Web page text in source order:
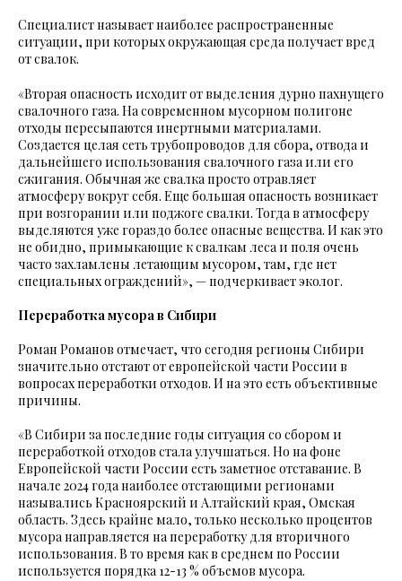
Специалист называет наиболее распространенные
ситуации, при которых окружающая среда получает вред
от свалок.
«Вторая опасность исходит от выделения дурно пахнущего
свалочного газа. На современном мусорном полигоне
отходы пересыпаются инертными материалами.
Создается целая сеть трубопроводов для сбора, отвода и
дальнейшего использования свалочного газа или его
сжигания. Обычная же свалка просто отравляет
атмосферу вокруг себя. Еще большая опасность возникает
при возгорании или поджоге свалки. Тогда в атмосферу
выделяются уже гораздо более опасные вещества. И как это
не обидно, примыкающие к свалкам леса и поля очень
часто захламлены летающим мусором, там, где нет
специальных ограждений», — подчеркивает эколог.
Переработка мусора в Сибири
Роман Романов отмечает, что сегодня регионы Сибири
значительно отстают от европейской части России в
вопросах переработки отходов. И на это есть объективные
причины.
«В Сибири за последние годы ситуация со сбором и
переработкой отходов стала улучшаться. Но на фоне
Европейской части России есть заметное отставание. В
начале 2024 года наиболее отстающими регионами
назывались Красноярский и Алтайский края, Омская
область. Здесь крайне мало, только несколько процентов
мусора направляется на переработку для вторичного
использования. В то время как в среднем по России
используется порядка 12-13 % объемов мусора.